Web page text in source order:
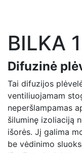
BILKA
Difuzinė
Tai difuzijos
ventiliuojamam
neperšlampamas
šiluminę izoliaciją
išorės. Jį galima
be vėdinimo